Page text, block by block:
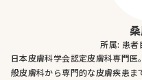
所属: 患者
日本皮膚科学会認定皮膚科専門
般皮膚科から専門的な皮膚疾患